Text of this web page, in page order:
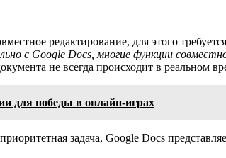
редактирование, для этого
с Google Docs, многие функции
не всегда происходит в реальном
для победы в онлайн-играх
задача, Google Docs